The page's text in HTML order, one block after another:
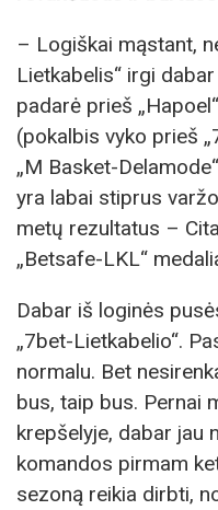
– Logiškai mąstant,
Lietkabelis“ irgi
padarė prieš
(pokalbis vyko prieš
„M Basket-
yra labai stiprus
metų rezultatus –
„Betsafe-LKL“
Dabar iš loginės
„7bet-Lietkabelio“.
normalu. Bet
bus, taip bus. Pernai
krepšelyje, dabar jau
komandos pirmam
sezoną reikia dirbti,